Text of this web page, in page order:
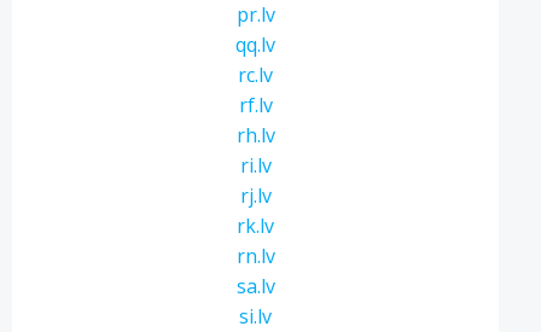
pr.lv
qq.lv
rc.lv
rf.lv
rh.lv
ri.lv
rj.lv
rk.lv
rn.lv
sa.lv
si.lv